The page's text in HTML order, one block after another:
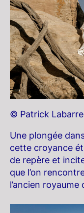
© Patrick
Une plongée
cette croyance
de repère et
que l’on
l’ancien royaume